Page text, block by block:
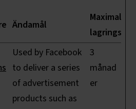
Ändamål
Maximal
lagringstid
Used by Facebook
to deliver a series
of advertisement
products such as
3
månad
er